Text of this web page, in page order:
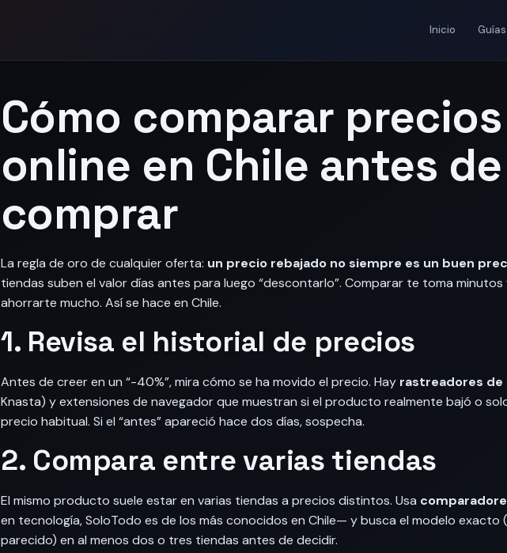
Inicio Guías
Cómo comparar precios
online en Chile antes de
comprar
La regla de oro de cualquier oferta: un precio rebajado no siempre es un buen
tiendas suben el valor días antes para luego “descontarlo”. Comparar te toma minutos
ahorrarte mucho. Así se hace en Chile.
1. Revisa el historial de precios
Antes de creer en un “-40%”, mira cómo se ha movido el precio. Hay rastreadores de
Knasta) y extensiones de navegador que muestran si el producto realmente bajó o
precio habitual. Si el “antes” apareció hace dos días, sospecha.
2. Compara entre varias tiendas
El mismo producto suele estar en varias tiendas a precios distintos. Usa
en tecnología, SoloTodo es de los más conocidos en Chile— y busca el modelo exacto
parecido) en al menos dos o tres tiendas antes de decidir.